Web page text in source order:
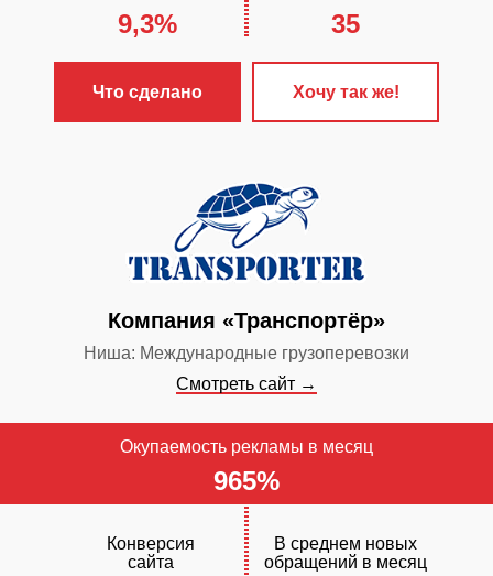
✓
9,3% 35
Что сделано Хочу так же!
Компания «Транспортёр»
Ниша: Международные грузоперевозки
Конверсия
сайта
В среднем новых
обращений в месяц
Окупаемость рекламы в месяц
965%
Смотреть сайт →